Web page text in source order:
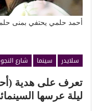
أحمد حلمي يحتفي بمنى
سلايدر سينما
شارع
تعرف على هدية
ليلة عرسها